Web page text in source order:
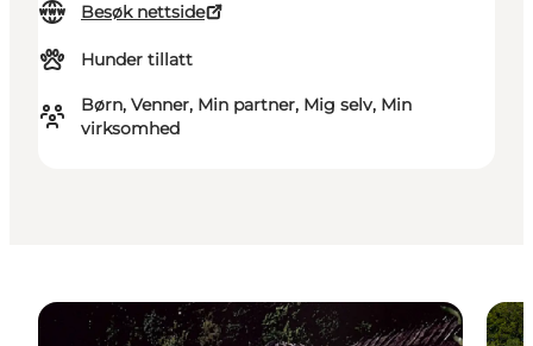
Besøk nettside
Hunder tillatt
Børn, Venner, Min partner, Mig selv, Min
virksomhed